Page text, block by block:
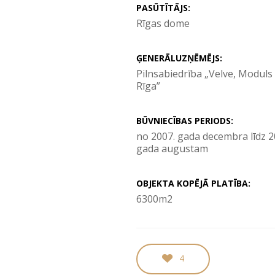
PASŪTĪTĀJS:
Rīgas dome
ĢENERĀLUZŅĒMĒJS:
Pilnsabiedrība „Velve, Moduls
Rīga”
BŪVNIECĪBAS PERIODS:
no 2007. gada decembra līdz
gada augustam
OBJEKTA KOPĒJĀ PLATĪBA:
6300m2
4